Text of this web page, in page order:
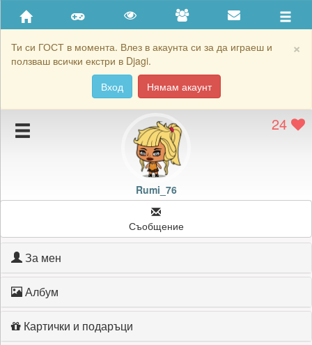
×
Ти си ГОСТ в момента. Влез в акаунта си за да играеш и
ползваш всички екстри в Djagi.
Вход
Нямам акаунт
Приятели
Хронология на игри
Подаръците на Rumi_76
Картичките на Rumi_76
24
Rumi_76
Съобщение
За мен
Албум
Картички и подаръци